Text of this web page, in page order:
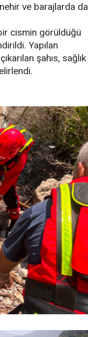
ve barajlarda da
cismin görüldüğü
Yapılan
şahıs, sağlık